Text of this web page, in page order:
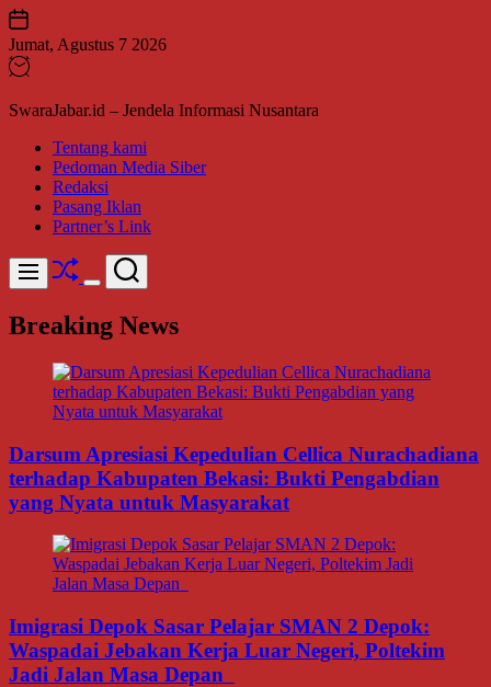
Skip
to
content
Jumat, Agustus 7 2026
SwaraJabar.id – Jendela Informasi Nusantara
Tentang kami
Pedoman Media Siber
Redaksi
Pasang Iklan
Partner’s Link
Menu Shuffle
Switch
mode
Search
Breaking News
Darsum Apresiasi Kepedulian Cellica Nurachadiana
terhadap Kabupaten Bekasi: Bukti Pengabdian
yang Nyata untuk Masyarakat
Imigrasi Depok Sasar Pelajar SMAN 2 Depok:
Waspadai Jebakan Kerja Luar Negeri, Poltekim
Jadi Jalan Masa Depan